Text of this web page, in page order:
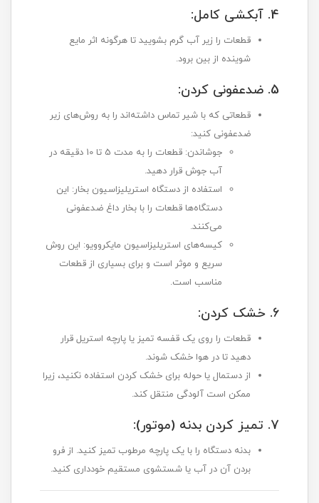
4. آبکشی کامل:
قطعات را زیر آب گرم بشویید تا هرگونه اثر مایع
شوینده از بین برود.
5. ضدعفونی کردن:
قطعاتی که با شیر تماس داشته‌اند را به روش‌های زیر
ضدعفونی کنید:
جوشاندن: قطعات را به مدت 5 تا 10 دقیقه در
آب جوش قرار دهید.
استفاده از دستگاه استریلیزاسیون بخار: این
دستگاه‌ها قطعات را با بخار داغ ضدعفونی
می‌کنند.
کیسه‌های استریلیزاسیون مایکروویو: این روش
سریع و موثر است و برای بسیاری از قطعات
مناسب است.
6. خشک کردن:
قطعات را روی یک قفسه تمیز یا پارچه استریل قرار
دهید تا در هوا خشک شوند.
از دستمال یا حوله برای خشک کردن استفاده نکنید، زیرا
ممکن است آلودگی منتقل کند.
7. تمیز کردن بدنه (موتور):
بدنه دستگاه را با یک پارچه مرطوب تمیز کنید. از فرو
بردن آن در آب یا شستشوی مستقیم خودداری کنید.